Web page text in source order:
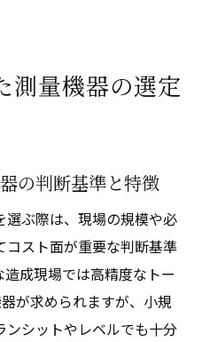
測量機器の選定
の判断基準と特徴
ぶ際は、現場の規模や必
スト面が重要な判断基準
成現場では高精度なトー
が求められますが、小規
シットやレベルでも十分